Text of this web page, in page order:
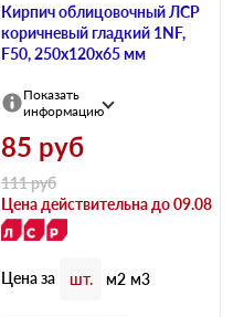
Кирпич облицовочный ЛСР
коричневый гладкий 1NF,
F50, 250х120х65 мм
Показать
информацию
85 руб
111руб
Цена действительна до 09.08
Цена за шт. м2 м3